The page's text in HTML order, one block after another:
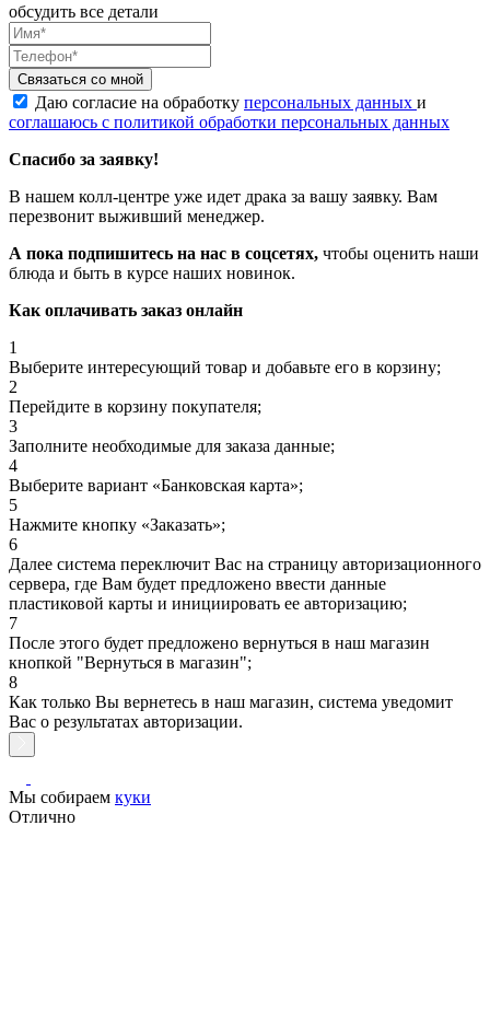
обсудить все детали
Связаться со мной
Даю согласие на обработку персональных данных и
соглашаюсь с политикой обработки персональных данных
Спасибо за заявку!
В нашем колл-центре уже идет драка за вашу заявку. Вам
перезвонит выживший менеджер.
А пока подпишитесь на нас в соцсетях, чтобы оценить наши
блюда и быть в курсе наших новинок.
Как оплачивать заказ онлайн
1
Выберите интересующий товар и добавьте его в корзину;
2
Перейдите в корзину покупателя;
3
Заполните необходимые для заказа данные;
4
Выберите вариант «Банковская карта»;
5
Нажмите кнопку «Заказать»;
6
Далее система переключит Вас на страницу авторизационного
сервера, где Вам будет предложено ввести данные
пластиковой карты и инициировать ее авторизацию;
7
После этого будет предложено вернуться в наш магазин
кнопкой "Вернуться в магазин";
8
Как только Вы вернетесь в наш магазин, система уведомит
Вас о результатах авторизации.
Мы собираем куки
Отлично